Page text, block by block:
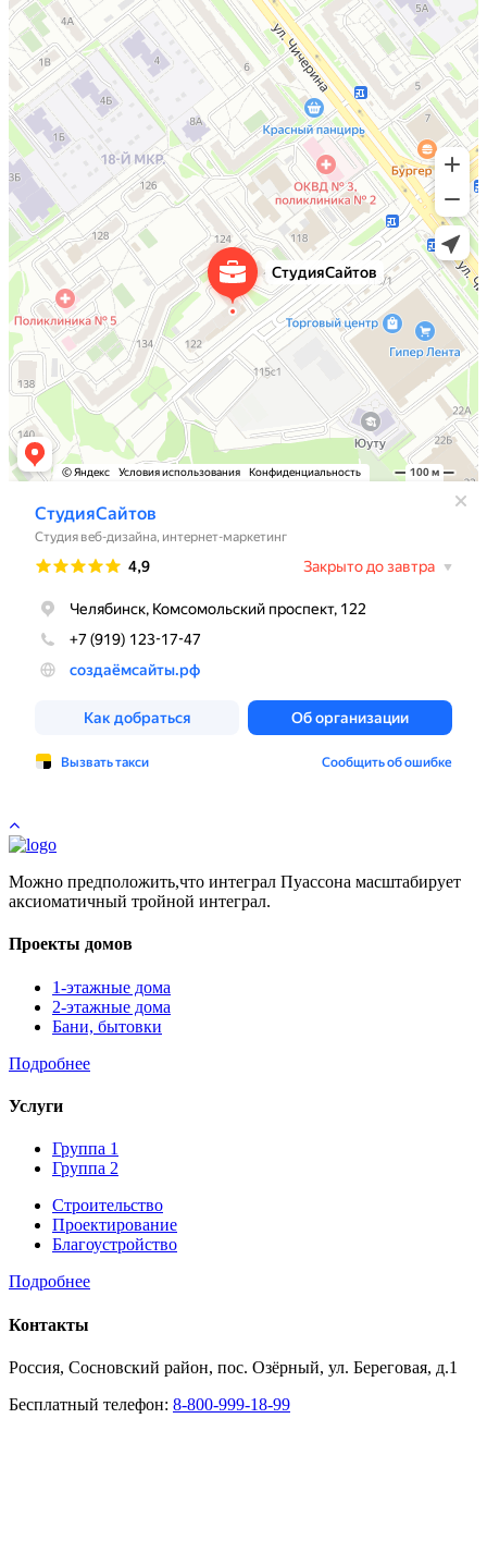
Можно предположить,что интеграл Пуассона масштабирует
аксиоматичный тройной интеграл.
Проекты домов
1-этажные дома
2-этажные дома
Бани, бытовки
Подробнее
Услуги
Группа 1
Группа 2
Строительство
Проектирование
Благоустройство
Подробнее
Контакты
Россия, Сосновский район, пос. Озёрный, ул. Береговая, д.1
Бесплатный телефон: 8-800-999-18-99